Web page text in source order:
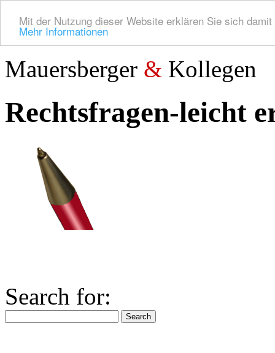
Mit der Nutzung dieser Website erklären Sie sich
Mehr Informationen
Mauersberger & Kollegen
Rechtsfragen-leicht
Search for: